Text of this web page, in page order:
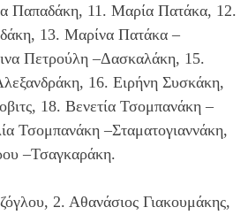
Παπαδάκη, 11. Μαρία Πατάκα, 12.
13. Μαρίνα Πατάκα –
Πετρούλη –Δασκαλάκη, 15.
16. Ειρήνη Συσκάκη,
18. Βενετία Τσομπανάκη –
Τσομπανάκη –Σταματογιαννάκη,
–Τσαγκαράκη.
2. Αθανάσιος Γιακουμάκης,